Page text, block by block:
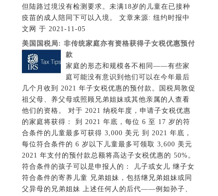
但陆路过境没有检测要求。未满18岁的儿童在已接种
疫苗的成人陪同下可以入境。 文章来源: 纽约时报中
文网 于 2021-11-05
美国国税局: 非传统家庭亦有资格获得子女税优惠预付
款
家庭的形态和规模各不相同——有些家
庭可能没有意识到他们可以在今年最后
几个月收到 2021 年子女税优惠的预付款。国税局敦促
祖父母、养父母或照顾兄弟姐妹或其他亲属的人查看
他们的资格。 对于 2021 纳税年度，申请子女税优惠
的家庭将获得： 到 2021 年底，每位 6 至 17 岁的符
合条件的儿童最多可获得 3,000 美元 到 2021 年底，
每位符合条件的 6 岁以下儿童最多可领取 3,600 美元
2021 年支付的预付款总额将高达子女税优惠的 50%。
符合条件的孩子可以是申报人的： 儿子或女儿 继子女
符合条件的寄养儿童 兄弟姐妹，包括继兄弟姐妹或同
父异母的兄弟姐妹 上述任何人的后代——例如孙子、